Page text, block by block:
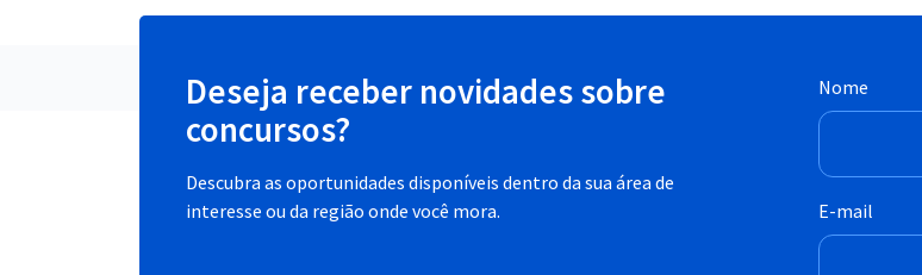
Deseja receber novidades sobre
concursos?
Descubra as oportunidades disponíveis dentro da sua área de
interesse ou da região onde você mora.
Nome
E-mail